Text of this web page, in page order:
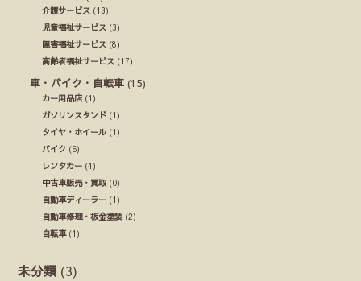
介護サービス (13)
児童福祉サービス (3)
障害福祉サービス (8)
高齢者福祉サービス (17)
車・バイク・自転車 (15)
カー用品店 (1)
ガソリンスタンド (1)
タイヤ・ホイール (1)
バイク (6)
レンタカー (4)
中古車販売・買取 (0)
自動車ディーラー (1)
自動車修理・板金塗装 (2)
自転車(1)
未分類 (3)